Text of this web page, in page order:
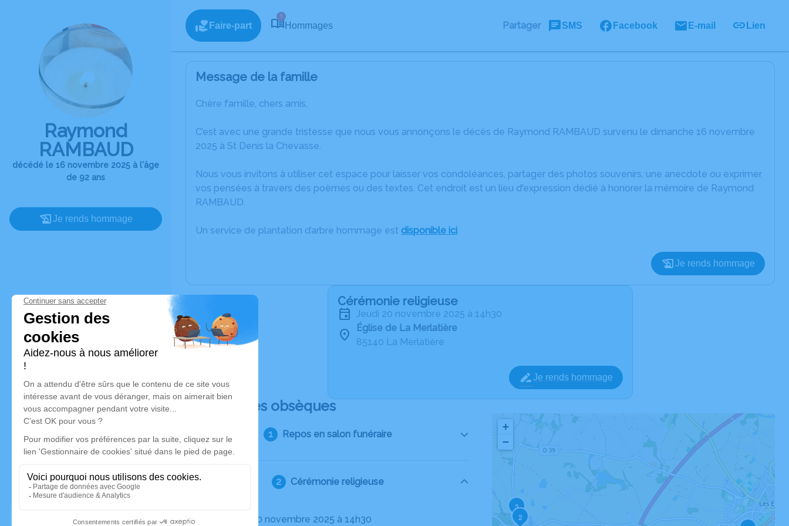
Raymond
RAMBAUD
décédé le 16 novembre 2025 à l'âge
de 92 ans
Je rends hommage
Faire-part
5
Hommages Partager SMS Facebook E-mail Lien
Message de la famille
Chère famille, chers amis,
C’est avec une grande tristesse que nous vous annonçons le décès de Raymond RAMBAUD survenu le dimanche 16 novembre
2025 à St Denis la Chevasse.
Nous vous invitons à utiliser cet espace pour laisser vos condoléances, partager des photos souvenirs, une anecdote ou exprimer
vos pensées à travers des poèmes ou des textes. Cet endroit est un lieu d'expression dédié à honorer la mémoire de Raymond
RAMBAUD.
Un service de plantation d’arbre hommage est disponible ici.
Je rends hommage
Cérémonie religieuse
jeudi 20 novembre 2025 à 14h30
Église de La Merlatière
85140 La Merlatière
Je rends hommage
Déroulé des obsèques
Repos en salon funéraire
Cérémonie religieuse
Le jeudi 20 novembre 2025 à 14h30 2
3
+
−